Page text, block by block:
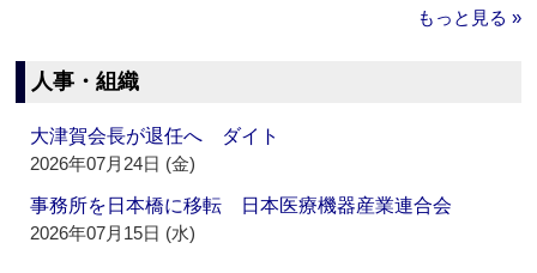
もっと見る »
人事・組織
大津賀会長が退任へ ダイト
2026年07月24日 (金)
事務所を日本橋に移転 日本医療機器産業連合会
2026年07月15日 (水)